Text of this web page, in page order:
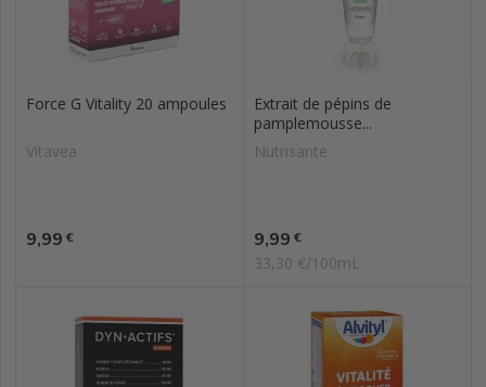
Force G Vitality 20 ampoules
Vitavea
Prix
9,99 €
Extrait de pépins de
pamplemousse...
Nutrisante
Prix
9,99 €
33,30 €/100mL